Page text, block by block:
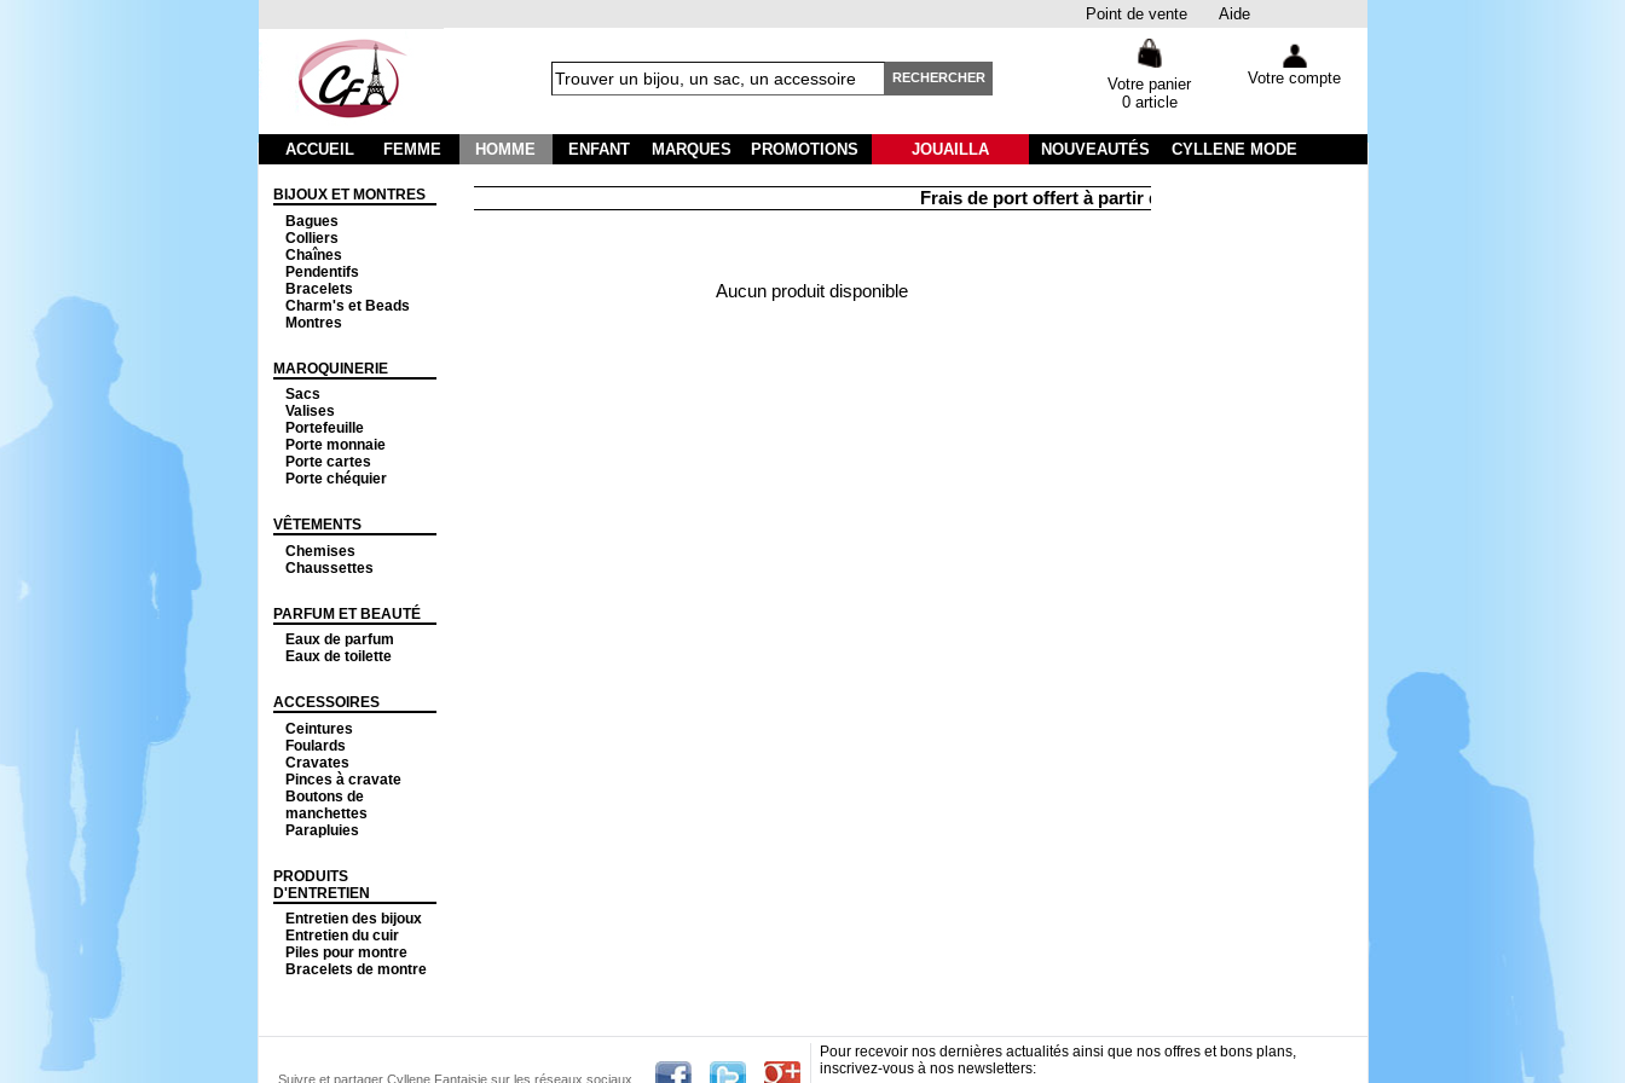
Point de vente Aide
RECHERCHER
Votre panier
0 article
Votre compte
ACCUEIL FEMME HOMME ENFANT MARQUES PROMOTIONS JOUAILLA NOUVEAUTÉS CYLLENE MODE
BIJOUX ET MONTRES
Bagues
Colliers
Chaînes
Pendentifs
Bracelets
Charm's et Beads
Montres
MAROQUINERIE
Sacs
Valises
Portefeuille
Porte monnaie
Porte cartes
Porte chéquier
VÊTEMENTS
Chemises
Chaussettes
PARFUM ET BEAUTÉ
Eaux de parfum
Eaux de toilette
ACCESSOIRES
Ceintures
Foulards
Cravates
Pinces à cravate
Boutons de
manchettes
Parapluies
PRODUITS
D'ENTRETIEN
Entretien des bijoux
Entretien du cuir
Piles pour montre
Bracelets de montre
Frais de port offert à partir de 50 € d'achats
Aucun produit disponible
Suivre et partager Cyllene Fantaisie sur les réseaux sociaux
Pour recevoir nos dernières actualités ainsi que nos offres et bons plans,
inscrivez-vous à nos newsletters: